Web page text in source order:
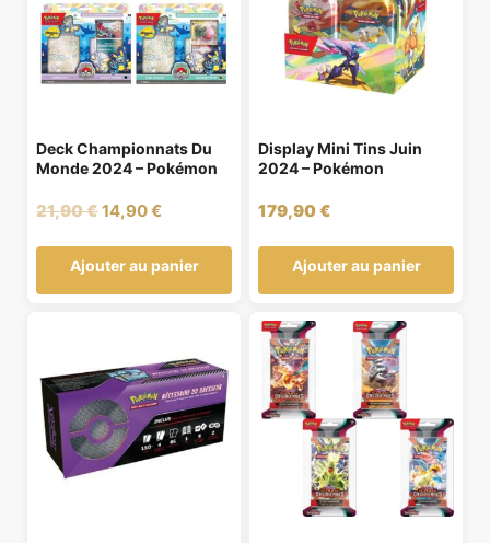
Deck Championnats Du
Monde 2024 – Pokémon
21,90€Le
initial
14,90€Le
actuel
Ajouter au panier
Display Mini Tins Juin
2024 – Pokémon
179,90€
Ajouter au panier